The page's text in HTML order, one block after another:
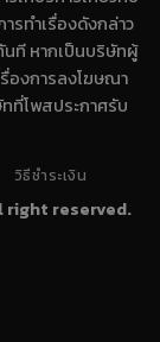
รทำเรื่องดังกล่าว
ที หากเป็นบริษัทผู้
องการลงโฆษณา
ที่โพสประกาศรับ
วิธีชำระเงิน
right reserved.